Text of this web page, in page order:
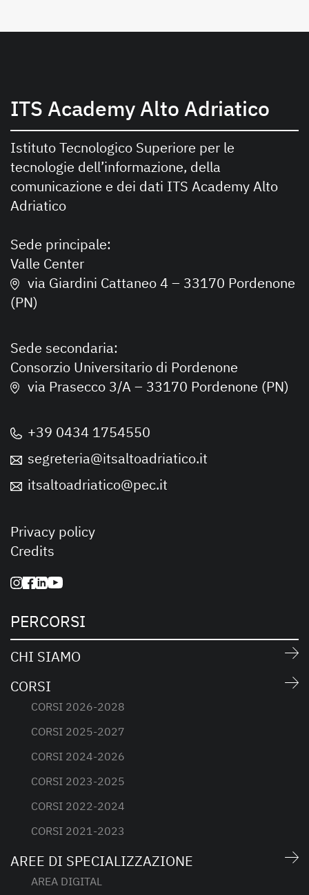
ITS Academy Alto Adriatico
Istituto Tecnologico Superiore per le
tecnologie dell’informazione, della
comunicazione e dei dati ITS Academy Alto
Adriatico
Sede principale:
Valle Center
via Giardini Cattaneo 4 – 33170 Pordenone
(PN)
Sede secondaria:
Consorzio Universitario di Pordenone
via Prasecco 3/A – 33170 Pordenone (PN)
+39 0434 1754550
segreteria@itsaltoadriatico.it
itsaltoadriatico@pec.it
Privacy policy
Credits
PERCORSI
CHI SIAMO
CORSI
CORSI 2026-2028
CORSI 2025-2027
CORSI 2024-2026
CORSI 2023-2025
CORSI 2022-2024
CORSI 2021-2023
AREE DI SPECIALIZZAZIONE
AREA DIGITAL